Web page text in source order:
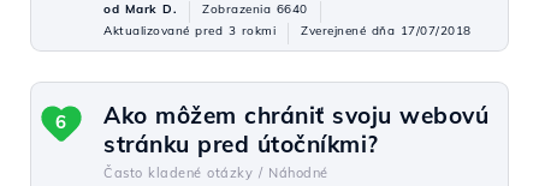
od Mark D.
Zobrazenia 6640
Aktualizované pred 3 rokmi
Zverejnené dňa 17/07/2018
Ako môžem chrániť svoju webovú
stránku pred útočníkmi?
Často kladené otázky / Náhodné
6